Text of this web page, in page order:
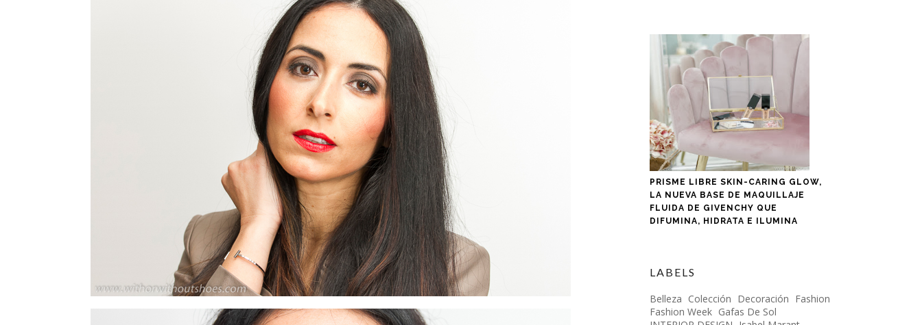
PRISME LIBRE SKIN-CARING GLOW,
LA NUEVA BASE DE MAQUILLAJE
FLUIDA DE GIVENCHY QUE
DIFUMINA, HIDRATA E ILUMINA
LABELS
Belleza Colección Decoración Fashion
Fashion Week Gafas De Sol